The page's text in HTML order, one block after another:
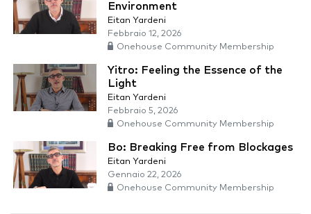
Environment
Eitan Yardeni
Febbraio 12, 2026
Onehouse Community Membership
Yitro: Feeling the Essence of the
Light
Eitan Yardeni
Febbraio 5, 2026
Onehouse Community Membership
Bo: Breaking Free from Blockages
Eitan Yardeni
Gennaio 22, 2026
Onehouse Community Membership